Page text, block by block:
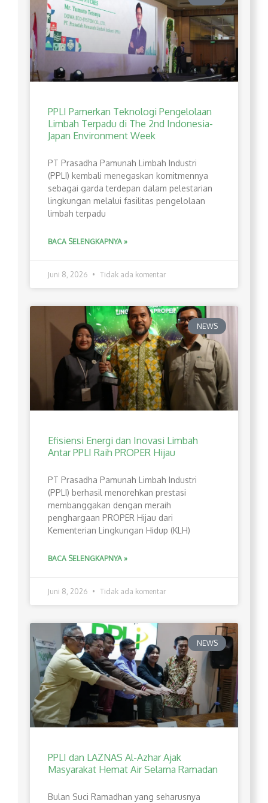
PPLI Pamerkan Teknologi Pengelolaan
Limbah Terpadu di The 2nd Indonesia-
Japan Environment Week
PT Prasadha Pamunah Limbah Industri
(PPLI) kembali menegaskan komitmennya
sebagai garda terdepan dalam pelestarian
lingkungan melalui fasilitas pengelolaan
limbah terpadu
BACA SELENGKAPNYA »
Juni 8, 2026 Tidak ada komentar
NEWS
Efisiensi Energi dan Inovasi Limbah
Antar PPLI Raih PROPER Hijau
PT Prasadha Pamunah Limbah Industri
(PPLI) berhasil menorehkan prestasi
membanggakan dengan meraih
penghargaan PROPER Hijau dari
Kementerian Lingkungan Hidup (KLH)
BACA SELENGKAPNYA »
Juni 8, 2026 Tidak ada komentar
NEWS
PPLI dan LAZNAS Al-Azhar Ajak
Masyarakat Hemat Air Selama Ramadan
Bulan Suci Ramadhan yang seharusnya